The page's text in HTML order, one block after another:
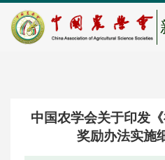
中国农业农村人才网 中心学会门
中国农学会关于印发
奖励办法实施